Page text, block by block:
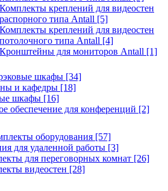
Комплекты креплений для видеостен
распорного типа Antall [5]
Комплекты креплений для видеостен
потолочного типа Antall [4]
Кронштейны для мониторов Antall [1]
шкафы [34]
и кафедры [18]
шкафы [16]
обеспечение для конференций [2]
оборудования [57]
для удаленной работы [3]
для переговорных комнат [26]
видеостен [28]